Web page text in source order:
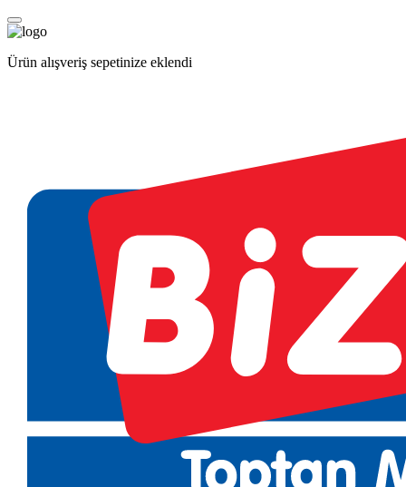
Ürün alışveriş sepetinize eklendi